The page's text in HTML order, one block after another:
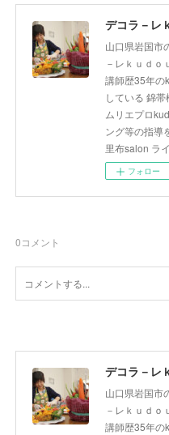
デコラ－レ
山口県岩国市
－レｋｕｄｏ
講師歴35年の
している 錦
ムリエプロ
ング等の指導
里布salon ラ
フォロー
0コメント
デコラ－レ
山口県岩国市
－レｋｕｄｏ
講師歴35年の